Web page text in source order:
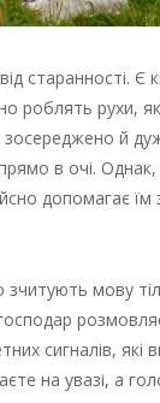
старанності. Є
роблять рухи,
зосереджено й
в очі.
допомагає їм
зчитують мову
сигналів, які
на увазі, а